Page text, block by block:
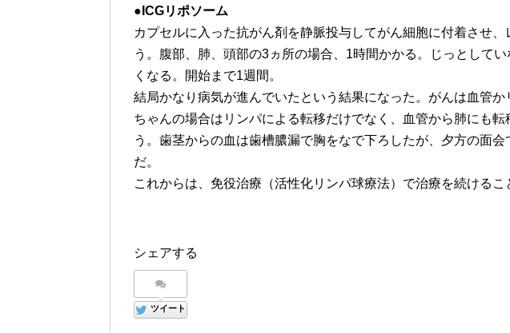
●ICGリポソーム
カプセルに入った抗がん剤を静脈投与してがん細胞に付着させ
う。腹部、肺、頭部の3ヵ所の場合、1時間かかる。じっとして
くなる。開始まで1週間。
結局かなり病気が進んでいたという結果になった。がんは血管
ちゃんの場合はリンパによる転移だけでなく、血管から肺にも
う。歯茎からの血は歯槽膿漏で胸をなで下ろしたが、夕方の面
だ。
これからは、免役治療（活性化リンパ球療法）で治療を続けるこ
シェアする
ツイート